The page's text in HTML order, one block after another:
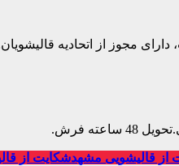
مجوز از اتحادیه
فرش.
از قالیشویی مشهدشکایت از